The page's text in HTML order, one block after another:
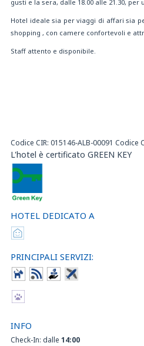
gusti e la sera, dalle 18.00 alle 21.30, per
Hotel ideale sia per viaggi di affari sia
shopping , con camere confortevoli e
Staff attento e disponibile.
Codice CIR: 015146-ALB-00091 Codice
L'hotel è certificato GREEN KEY
HOTEL DEDICATO A
PRINCIPALI SERVIZI:
INFO
Check-In: dalle 14:00